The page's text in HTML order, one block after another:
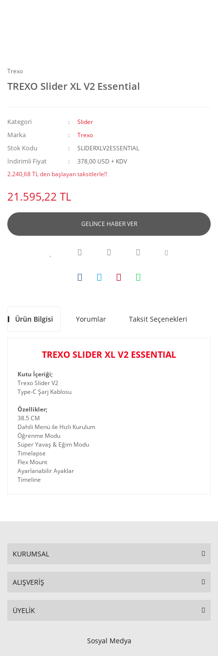
Trexo
TREXO Slider XL V2 Essential
Kategori Slider
Marka Trexo
Stok Kodu SLIDERXLV2ESSENTIAL
İndirimli Fiyat
378,00 USD + KDV
2.240,68 TL den başlayan taksitlerle!!
21.595,22 TL
GELİNCE HABER VER
Ürün Bilgisi Yorumlar Taksit Seçenekleri
TREXO SLIDER XL V2 ESSENTIAL
Kutu İçeriği;
Trexo Slider V2
Type-C Şarj Kablosu
Özellikler;
38.5 CM
Dahili Menü ile Hızlı Kurulum
Öğrenme Modu
Süper Yavaş & Eğim Modu
Timelapse
Flex Mount
Ayarlanabilir Ayaklar
Timeline
KURUMSAL
ALIŞVERİŞ
ÜYELİK
Sosyal Medya